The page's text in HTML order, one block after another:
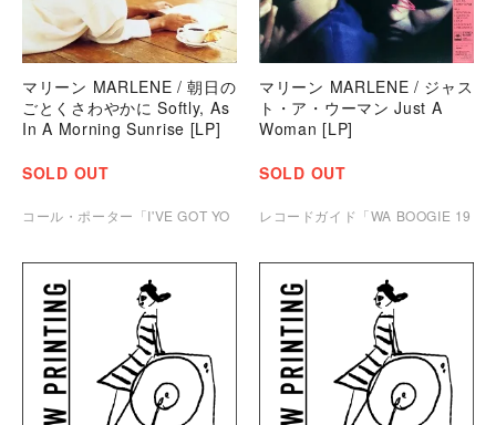
マリーン MARLENE / 朝日の
ごとくさわやかに Softly, As
In A Morning Sunrise [LP]
SOLD OUT
コール・ポーター「I'VE GOT YO
マリーン MARLENE / ジャス
ト・ア・ウーマン Just A
Woman [LP]
SOLD OUT
レコードガイド「WA BOOGIE 19